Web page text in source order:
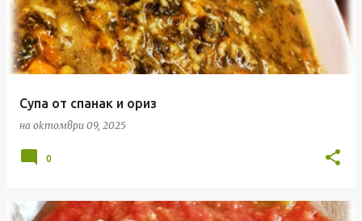
Супа от спанак и ориз
на октомври 09, 2025
0